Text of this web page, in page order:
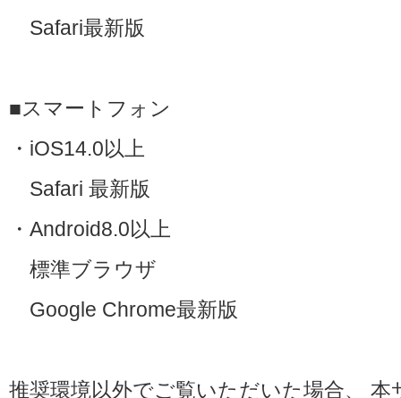
Safari最新版
■スマートフォン
・iOS14.0以上
Safari 最新版
・Android8.0以上
標準ブラウザ
Google Chrome最新版
推奨環境以外でご覧いただいた場合、